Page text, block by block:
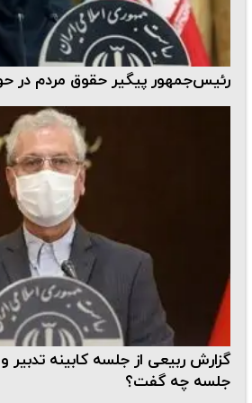
رئیس‌جمهور پیگیر حقوق مردم در
گزارش ربیعی از جلسه کابینه تدبیر
جلسه چه گفت؟